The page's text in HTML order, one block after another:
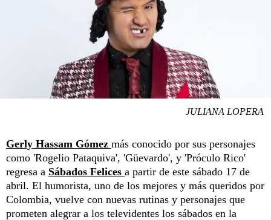
JULIANA LOPERA
Gerly Hassam Gómez más conocido por sus personajes
como 'Rogelio Pataquiva', 'Güevardo', y 'Próculo Rico'
regresa a Sábados Felices a partir de este sábado 17 de
abril. El humorista, uno de los mejores y más queridos por
Colombia, vuelve con nuevas rutinas y personajes que
prometen alegrar a los televidentes los sábados en la